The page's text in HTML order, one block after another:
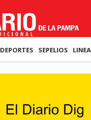
DEPORTES SEPELIOS